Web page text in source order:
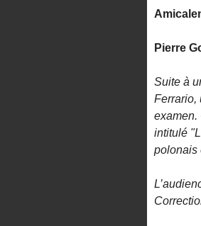
Pierre
Suite à
Ferrario,
examen.
intitulé
polonais